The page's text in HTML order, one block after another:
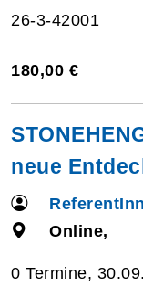
26-3-42001
180,00 €
neue
Online,
0 Termine,